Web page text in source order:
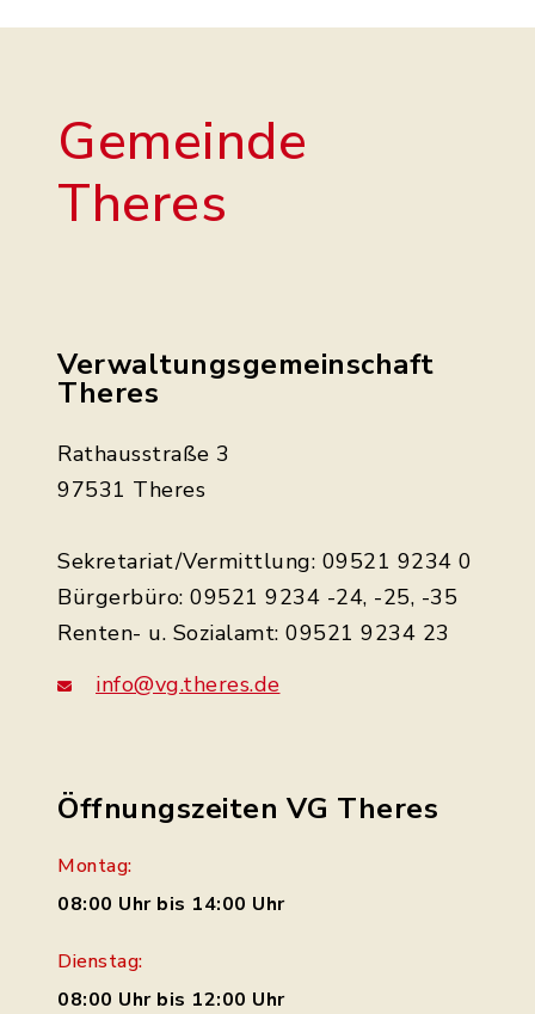
Gemeinde
Theres
Verwaltungsgemeinschaft
Theres
Rathausstraße 3
97531 Theres
Sekretariat/Vermittlung: 09521 9234 0
Bürgerbüro: 09521 9234 -24, -25, -35
Renten- u. Sozialamt: 09521 9234 23
info@vg.theres.de
Öffnungszeiten VG Theres
Montag:
08:00 Uhr bis 14:00 Uhr
Dienstag:
08:00 Uhr bis 12:00 Uhr